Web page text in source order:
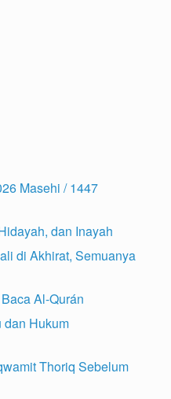
Masehi / 1447
dan Inayah
di Akhirat, Semuanya
Al-Qurán
dan Hukum
Thoriq Sebelum